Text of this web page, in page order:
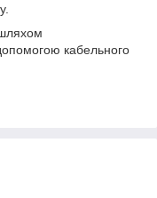
кабельного